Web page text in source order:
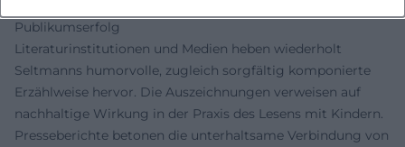
Publikumserfolg
Literaturinstitutionen und Medien heben wiederholt
Seltmanns humorvolle, zugleich sorgfältig komponierte
Erzählweise hervor. Die Auszeichnungen verweisen auf
nachhaltige Wirkung in der Praxis des Lesens mit Kindern.
Presseberichte betonen die unterhaltsame Verbindung von